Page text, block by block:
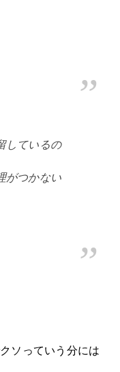
しているの
がつかない
ソっていう分には